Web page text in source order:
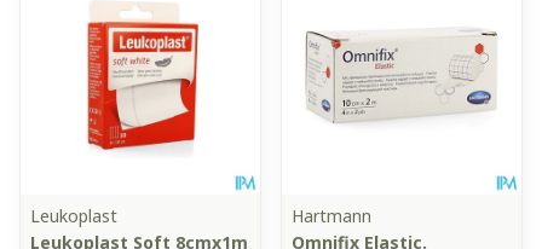
Leukoplast
Leukoplast Soft 8cmx1m
Hartmann
Omnifix Elastic.